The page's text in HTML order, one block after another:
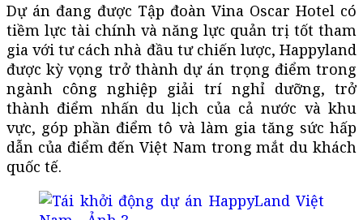
Dự án đang được Tập đoàn Vina Oscar Hotel có
tiềm lực tài chính và năng lực quản trị tốt tham
gia với tư cách nhà đầu tư chiến lược, Happyland
được kỳ vọng trở thành dự án trọng điểm trong
ngành công nghiệp giải trí nghỉ dưỡng, trở
thành điểm nhấn du lịch của cả nước và khu
vực, góp phần điểm tô và làm gia tăng sức hấp
dẫn của điểm đến Việt Nam trong mắt du khách
quốc tế.